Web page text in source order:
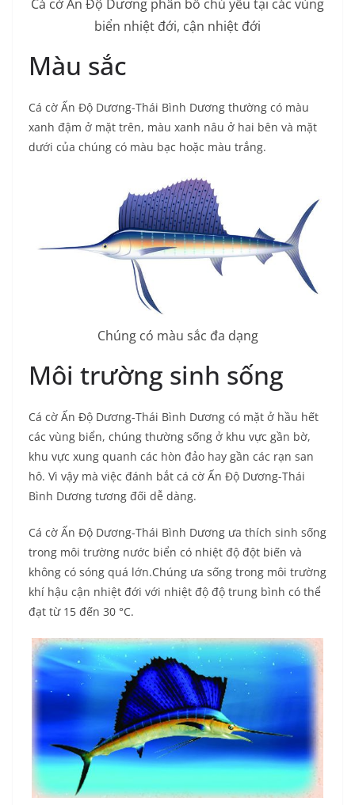
Cá cờ Ấn Độ Dương phân bố chủ yếu tại các vùng
biển nhiệt đới, cận nhiệt đới
Màu sắc
Cá cờ Ấn Độ Dương-Thái Bình Dương thường có màu
xanh đậm ở mặt trên, màu xanh nâu ở hai bên và mặt
dưới của chúng có màu bạc hoặc màu trắng.
Chúng có màu sắc đa dạng
Môi trường sinh sống
Cá cờ Ấn Độ Dương-Thái Bình Dương có mặt ở hầu hết
các vùng biển, chúng thường sống ở khu vực gần bờ,
khu vực xung quanh các hòn đảo hay gần các rạn san
hô. Vì vậy mà việc đánh bắt cá cờ Ấn Độ Dương-Thái
Bình Dương tương đối dễ dàng.
Cá cờ Ấn Độ Dương-Thái Bình Dương ưa thích sinh sống
trong môi trường nước biển có nhiệt độ đột biến và
không có sóng quá lớn.Chúng ưa sống trong môi trường
khí hậu cận nhiệt đới với nhiệt độ độ trung bình có thể
đạt từ 15 đến 30 °C.